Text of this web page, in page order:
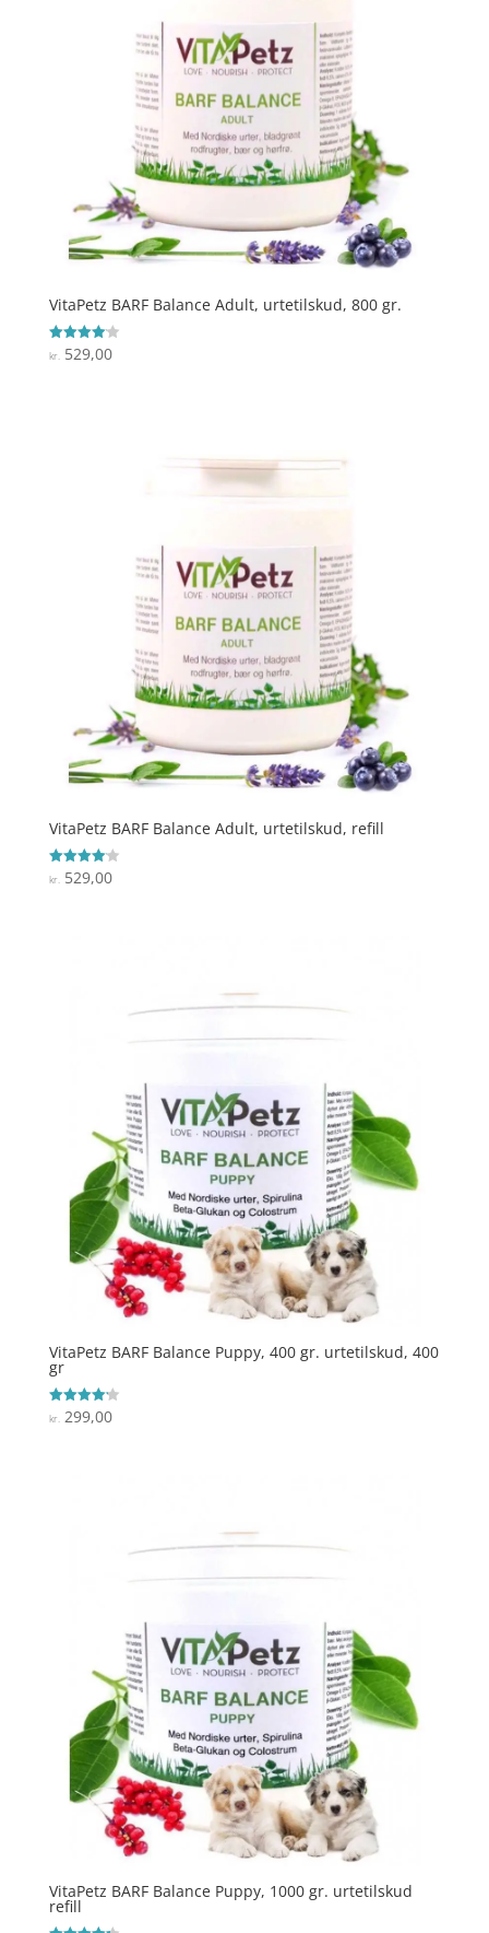
VitaPetz BARF Balance Adult, urtetilskud, 800 gr.
Vurderet
4.1
kr.529,00
VitaPetz BARF Balance Adult, urtetilskud, refill
Vurderet
4.1
kr.529,00
VitaPetz BARF Balance Puppy, 400 gr. urtetilskud, 400
gr
Vurderet
4.2
kr.299,00
VitaPetz BARF Balance Puppy, 1000 gr. urtetilskud
refill